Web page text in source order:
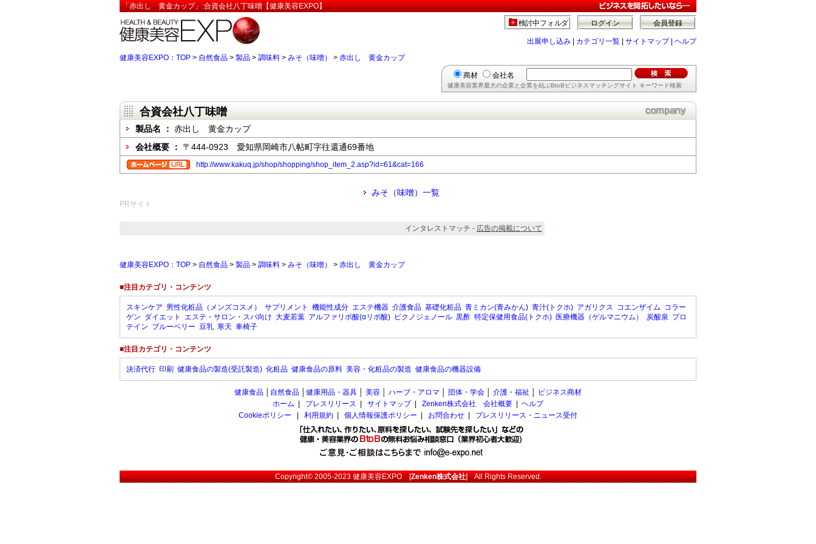
「赤出し 黄金カップ」:合資会社八丁味噌【健康美容EXPO】
会員登録
ログイン
検討中フォルダ
出展申し込み カテゴリ一覧 サイトマップ| ヘルプ
健康美容EXPO：TOP > 自然食品 > 製品 > 調味料 > みそ（味噌） > 赤出し 黄金カップ
商材 会社名
健康美容業界最大の企業と企業を結ぶBtoBビジネスマッチングサイト キーワード検索
合資会社八丁味噌
製品名 ： 赤出し 黄金カップ
会社概要 ： 〒444-0923 愛知県岡崎市八帖町字往還通69番地
http://www.kakuq.jp/shop/shopping/shop_item_2.asp?id=61&cat=166
みそ（味噌）一覧
PRサイト
インタレストマッチ - 広告の掲載について
健康美容EXPO：TOP > 自然食品 > 製品 > 調味料 > みそ（味噌） > 赤出し 黄金カップ
■注目カテゴリ・コンテンツ
スキンケア 男性化粧品（メンズコスメ） サプリメント 機能性成分 エステ機器 介護食品 基礎化粧品 青ミカン(青みかん) 青汁(トクホ) アガリクス コエンザイム コラー
ゲン ダイエット エステ・サロン・スパ向け 大麦若葉 アルファリポ酸(αリポ酸) ピクノジェノール 黒酢 特定保健用食品(トクホ) 医療機器（ゲルマニウム） 炭酸泉 プロ
テイン ブルーベリー 豆乳 寒天 車椅子
■注目カテゴリ・コンテンツ
決済代行 印刷 健康食品の製造(受託製造) 化粧品 健康食品の原料 美容・化粧品の製造 健康食品の機器設備
健康食品 自然食品 健康用品・器具 美容 ハーブ・アロマ 団体・学会 介護・福祉
ビジネス商材
ホーム
プレスリリース サイトマップ| Zenken株式会社 会社概要
ヘルプ
Cookieポリシー
利用規約 個人情報保護ポリシー お問合わせ プレスリリース・ニュース受付
Copyright© 2005-2023健康美容EXPO[Zenken株式会社] All Rights Reserved.